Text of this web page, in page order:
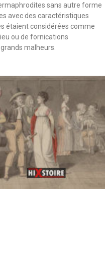
sans autre forme
avec des caractéristiques
étaient considérées comme
ou de fornications
malheurs.